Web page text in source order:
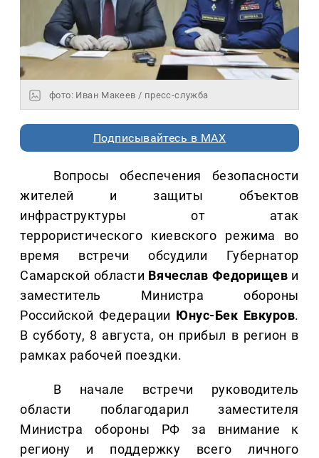
фото: Иван Макеев / пресс-служба
Подписывайтесь в MAX
Вопросы обеспечения безопасности
жителей и защиты объектов
инфраструктуры от атак
террористического киевского режима во
время встречи обсудили Губернатор
Самарской области Вячеслав Федорищев и
заместитель Министра обороны
Российской Федерации Юнус-Бек Евкуров.
В субботу, 8 августа, он прибыл в регион в
рамках рабочей поездки.
В начале встречи руководитель
области поблагодарил заместителя
Министра обороны РФ за внимание к
региону и поддержку всего личного